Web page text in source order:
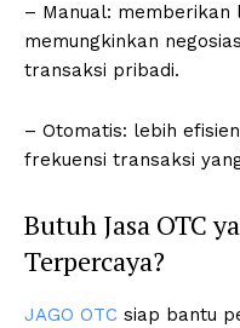
– Manual:
memungkinkan
transaksi pribadi.
– Otomatis: lebih
frekuensi transaksi
Butuh Jasa OTC
Terpercaya?
JAGO OTC siap bantu